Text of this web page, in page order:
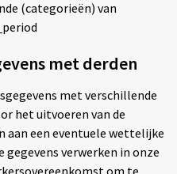
(categorieën) van
met derden
met verschillende
het uitvoeren van de
aan een eventuele wettelijke
verwerken in onze
om te